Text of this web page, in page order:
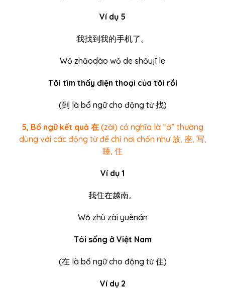
Ví dụ 5
我找到我的手机了。
Wǒ zhǎodào wǒ de shǒujī le
Tôi tìm thấy điện thoại của tôi rồi
(到 là bổ ngữ cho động từ 找)
5, Bổ ngữ kết quả 在 (zài) có nghĩa là “ở” thường
dùng với các động từ để chỉ nơi chốn như 放, 座, 写,
睡, 住
Ví dụ 1
我住在越南。
Wǒ zhù zài yuènán
Tôi sống ở Việt Nam
(在 là bổ ngữ cho động từ 住)
Ví dụ 2